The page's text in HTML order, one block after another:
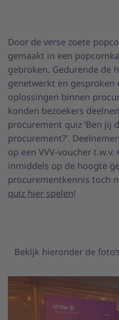
Door de verse zoete
gemaakt in een
gebroken. Gedurende de
genetwerkt en gesproken
oplossingen binnen
konden bezoekers
procurement quiz ‘Ben jij
procurement?’.
op een VVV-voucher
inmiddels op de hoogte
procurementkennis toch
quiz hier spelen!
Bekijk hieronder de